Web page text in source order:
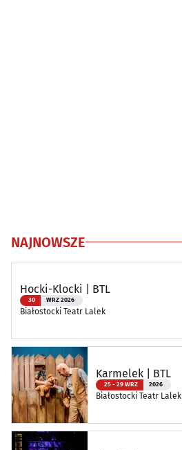
NAJNOWSZE
Hocki-Klocki | BTL
30 WRZ 2026
Białostocki Teatr Lalek
Karmelek | BTL
25 - 29 WRZ 2026
Białostocki Teatr Lalek